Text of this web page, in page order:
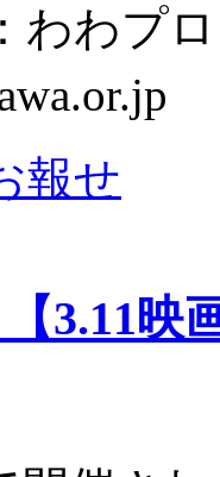
わわプ
報せ
3.11映